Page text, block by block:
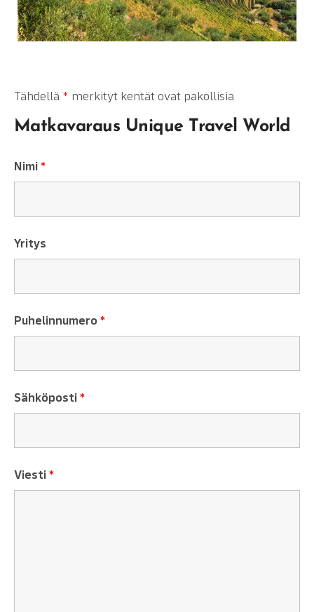
Tähdellä * merkityt kentät ovat pakollisia
Matkavaraus Unique Travel World
Nimi*
Yritys
Puhelinnumero *
Sähköposti*
Viesti*